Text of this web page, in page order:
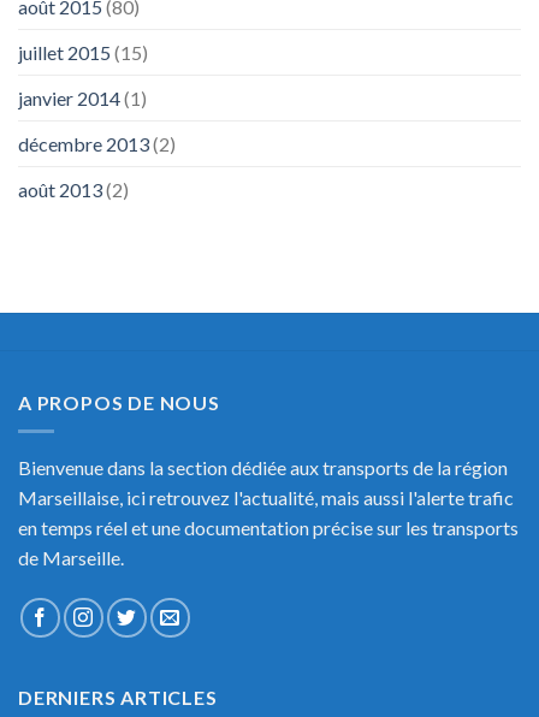
août 2015 (80)
juillet 2015 (15)
janvier 2014(1)
décembre 2013(2)
août 2013(2)
A PROPOS DE NOUS
Bienvenue dans la section dédiée aux transports de la région
Marseillaise, ici retrouvez l'actualité, mais aussi l'alerte trafic
en temps réel et une documentation précise sur les transports
de Marseille.
DERNIERS ARTICLES